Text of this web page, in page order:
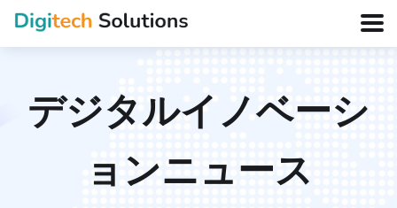
デジタルイノベーシ
ョンニュース